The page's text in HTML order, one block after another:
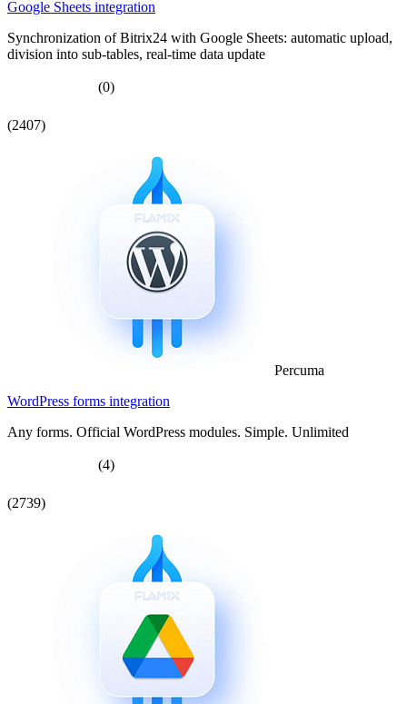
Google Sheets integration
Synchronization of Bitrix24 with Google Sheets: automatic upload,
division into sub-tables, real-time data update
(0)
(2407)
Percuma
WordPress forms integration
Any forms. Official WordPress modules. Simple. Unlimited
(4)
(2739)